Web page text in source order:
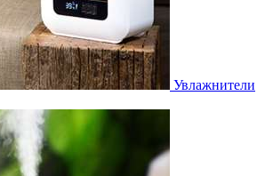
Увлажнители